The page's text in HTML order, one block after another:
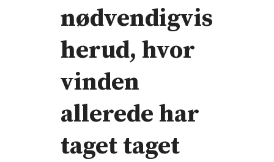
nødvendigvis
herud, hvor
vinden
allerede har
taget taget